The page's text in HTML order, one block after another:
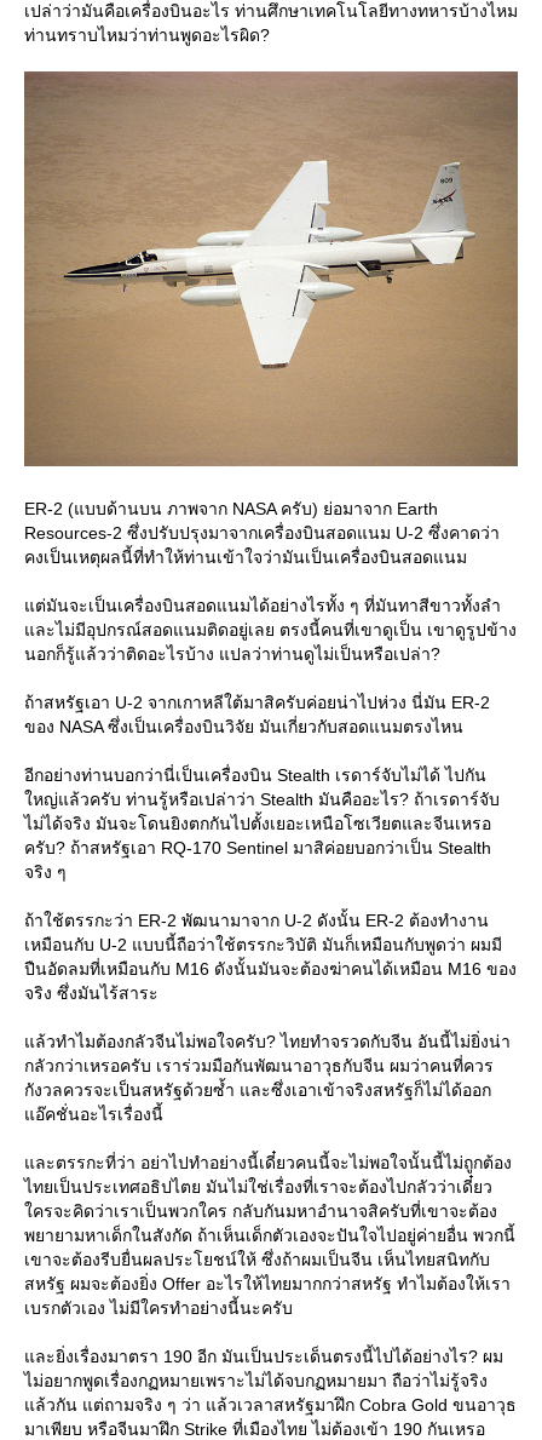
เปล่าว่ามันคือเครื่องบินอะไร ท่านศึกษาเทคโนโลยีทางทหารบ้างไหม
ท่านทราบไหมว่าท่านพูดอะไรผิด?
ER-2 (แบบด้านบน ภาพจาก NASA ครับ) ย่อมาจาก Earth
Resources-2 ซึ่งปรับปรุงมาจากเครื่องบินสอดแนม U-2 ซึ่งคาดว่า
คงเป็นเหตุผลนี้ที่ทำให้ท่านเข้าใจว่ามันเป็นเครื่องบินสอดแนม
ต่มันจะเป็นเครื่องบินสอดแนมได้อย่างไรทั้ง ๆ ที่มันทาสีขาวทั้งลำ
ละไม่มีอุปกรณ์สอดแนมติดอยู่เลย ตรงนี้คนที่เขาดูเป็น เขาดูรูปข้าง
นอกก็รู้แล้วว่าติดอะไรบ้าง แปลว่าท่านดูไม่เป็นหรือเปล่า?
ถ้าสหรัฐเอา U-2 จากเกาหลีใต้มาสิครับค่อยน่าไปห่วง นี่มัน ER-2
ของ NASA ซึ่งเป็นเครื่องบินวิจัย มันเกี่ยวกับสอดแนมตรงไหน
อีกอย่างท่านบอกว่านี่เป็นเครื่องบิน Stealth เรดาร์จับไม่ได้ ไปกัน
หญ่แล้วครับ ท่านรู้หรือเปล่าว่า Stealth มันคืออะไร? ถ้าเรดาร์จับ
ไม่ได้จริง มันจะโดนยิงตกกันไปตั้งเยอะเหนือโซเวียตและจีนเหรอ
ครับ? ถ้าสหรัฐเอา RQ-170 Sentinel มาสิค่อยบอกว่าเป็น Stealth
จริง ๆ
ถ้าใช้ตรรกะว่า ER-2 พัฒนามาจาก U-2 ดังนั้น ER-2 ต้องทำงาน
เหมือนกับ U-2 แบบนี้ถือว่าใช้ตรรกะวิบัติ มันก็เหมือนกับพูดว่า ผมมี
ปืนอัดลมที่เหมือนกับ M16 ดังนั้นมันจะต้องฆ่าคนได้เหมือน M16 ของ
จริง ซึ่งมันไร้สาระ
ล้วทำไมต้องกลัวจีนไม่พอใจครับ? ไทยทำจรวดกับจีน อันนี้ไม่ยิ่งน่า
กลัวกว่าเหรอครับ เราร่วมมือกันพัฒนาอาวุธกับจีน ผมว่าคนที่ควร
กังวลควรจะเป็นสหรัฐด้วยซ้ำ และซึ่งเอาเข้าจริงสหรัฐก็ไม่ได้ออก
อ๊คชั่นอะไรเรื่องนี้
ละตรรกะที่ว่า อย่าไปทำอย่างนี้เดี๋ยวคนนี้จะไม่พอใจนั้นนี้ไม่ถูกต้อง
ไทยเป็นประเทศอธิปไตย มันไม่ใช่เรื่องที่เราจะต้องไปกลัวว่าเดี๋ยว
ครจะคิดว่าเราเป็นพวกใคร กลับกันมหาอำนาจสิครับที่เขาจะต้อง
พยายามหาเด็กในสังกัด ถ้าเห็นเด็กตัวเองจะปันใจไปอยู่ค่ายอื่น พวกนี้
เขาจะต้องรีบยื่นผลประโยชน์ให้ ซึ่งถ้าผมเป็นจีน เห็นไทยสนิทกับ
สหรัฐ ผมจะต้องยิ่ง Offer อะไรให้ไทยมากกว่าสหรัฐ ทำไมต้องให้เรา
เบรกตัวเอง ไม่มีใครทำอย่างนี้นะครับ
ละยิ่งเรื่องมาตรา 190 อีก มันเป็นประเด็นตรงนี้ไปได้อย่างไร? ผม
ไม่อยากพูดเรื่องกฏหมายเพราะไม่ได้จบกฏหมายมา ถือว่าไม่รู้จริง
ล้วกัน แต่ถามจริง ๆ ว่า แล้วเวลาสหรัฐมาฝึก Cobra Gold ขนอาวุธ
มาเพียบ หรือจีนมาฝึก Strike ที่เมืองไทย ไม่ต้องเข้า 190 กันเหรอ